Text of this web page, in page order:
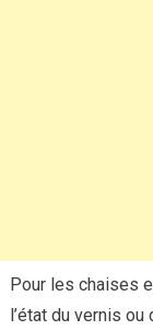
Pour les chaises
l’état du vernis